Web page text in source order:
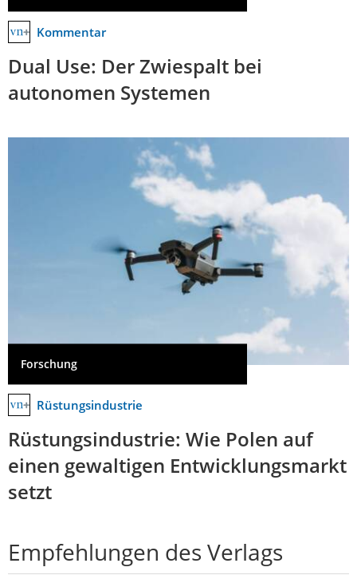
Kommentar
Dual Use: Der Zwiespalt bei
autonomen Systemen
Forschung
Rüstungsindustrie
Rüstungsindustrie: Wie Polen auf
einen gewaltigen Entwicklungsmarkt
setzt
Empfehlungen des Verlags